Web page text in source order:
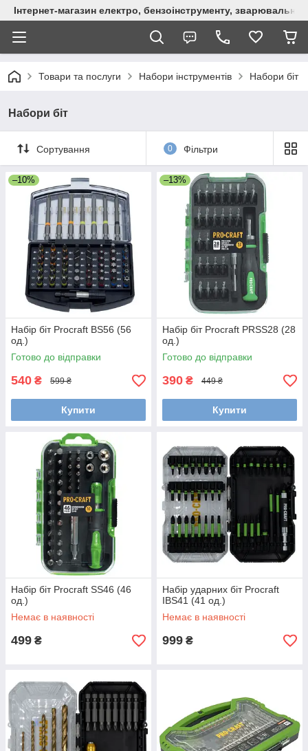
Інтернет-магазин електро, бензоінструменту,
Товари та послуги Набори інструментів Набори біт
Набори біт
Сортування 0 Фільтри
–10%
Набір біт Procraft BS56 (56
од.)
Готово до відправки
540 ₴ 599 ₴
Купити
–13%
Набір біт Procraft PRSS28 (28
од.)
Готово до відправки
390 ₴ 449 ₴
Купити
Набір біт Procraft SS46 (46
од.)
Немає в наявності
499 ₴
Набір ударних біт Procraft
IBS41 (41 од.)
Немає в наявності
999 ₴